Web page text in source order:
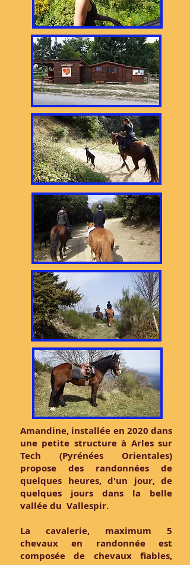
Amandine, installée en 2020 dans
une petite structure à Arles sur
Tech (Pyrénées Orientales)
propose des randonnées de
quelques heures, d'un jour, de
quelques jours dans la belle
vallée du Vallespir.
La cavalerie, maximum 5
chevaux en randonnée est
composée de chevaux fiables,